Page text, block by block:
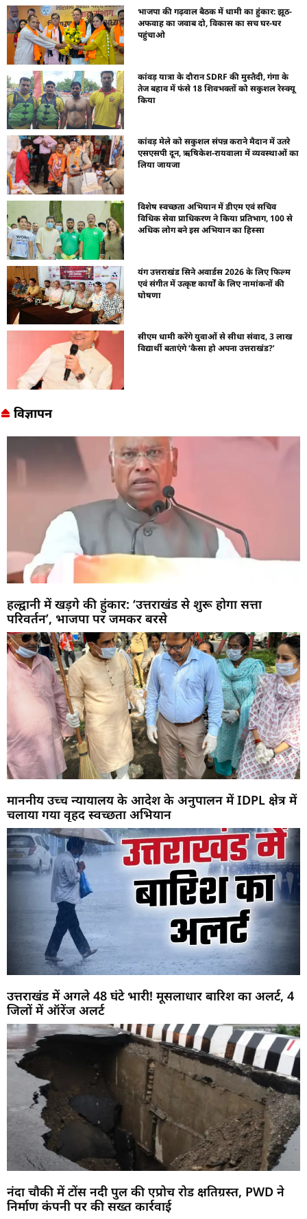
भाजपा की गढ़वाल बैठक में धामी का हुंकार: झूठ-
अफवाह का जवाब दो, विकास का सच घर-घर
पहुंचाओ
कांवड़ यात्रा के दौरान SDRF की मुस्तैदी, गंगा के
तेज बहाव में फंसे 18 शिवभक्तों को सकुशल रेस्क्यू
किया
कांवड़ मेले को सकुशल संपन्न कराने मैदान में उतरे
एसएसपी दून, ऋषिकेश-रायवाला में व्यवस्थाओं का
लिया जायजा
विशेष स्वच्छता अभियान में डीएम एवं सचिव
विधिक सेवा प्राधिकरण ने किया प्रतिभाग, 100 से
अधिक लोग बने इस अभियान का हिस्सा
यंग उत्तराखंड सिने अवार्डस 2026 के लिए फिल्म
एवं संगीत में उत्कृष्ट कार्यों के लिए नामांकनों की
घोषणा
सीएम धामी करेंगे युवाओं से सीधा संवाद, 3 लाख
विद्यार्थी बताएंगे ‘कैसा हो अपना उत्तराखंड?’
विज्ञापन
हल्द्वानी में खड़गे की हुंकार: ‘उत्तराखंड से शुरू होगा सत्ता
परिवर्तन’, भाजपा पर जमकर बरसे
माननीय उच्च न्यायालय के आदेश के अनुपालन में IDPL क्षेत्र में
चलाया गया वृहद स्वच्छता अभियान
उत्तराखंड में अगले 48 घंटे भारी! मूसलाधार बारिश का अलर्ट, 4
जिलों में ऑरेंज अलर्ट
नंदा चौकी में टोंस नदी पुल की एप्रोच रोड क्षतिग्रस्त, PWD ने
निर्माण कंपनी पर की सख्त कार्रवाई